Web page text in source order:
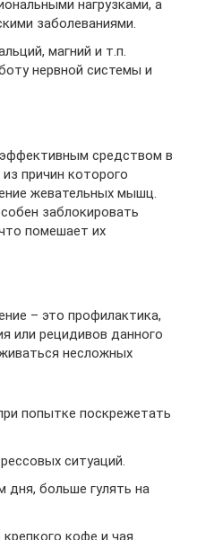
нагрузками, а
заболеваниями.
магний и т.п.
нервной системы и
средством в
причин которого
жевательных мышц.
заблокировать
помешает их
– это профилактика,
или рецидивов данного
несложных
попытке поскрежетать
ситуаций.
дня, больше гулять на
кофе и чая.